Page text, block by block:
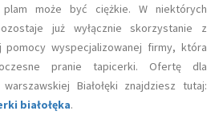
plam może być ciężkie. W niektórych
już wyłącznie skorzystanie z
pomocy wyspecjalizowanej firmy, która
pranie tapicerki. Ofertę dla
Białołęki znajdziesz tutaj:
białołęka.